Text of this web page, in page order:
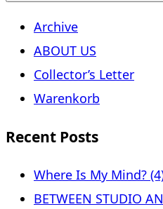
Archive
ABOUT US
Collector’s Letter
Warenkorb
Recent Posts
Where Is My Mind?
BETWEEN STUDIO